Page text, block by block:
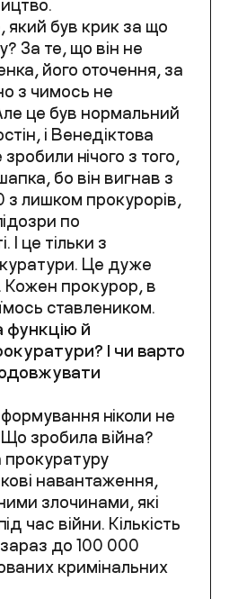
який був крик за що
За те, що він не
його оточення, за
з чимось не
це був нормальний
і Венедіктова
нічого з того,
бо він вигнав з
з лишком прокурорів,
по
І це тільки з
Це дуже
Кожен прокурор, в
ставлеником.
функцію й
І чи варто
ніколи не
зробила війна?
навантаження,
злочинами, які
час війни. Кількість
до 100 000
кримінальних